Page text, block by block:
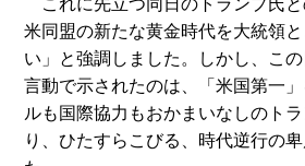
米同盟の新たな黄金時代を大統領
い」と強調しました。しかし、こ
言動で示されたのは、「米国第一
ルも国際協力もおかまいなしのト
り、ひたすらこびる、時代逆行の